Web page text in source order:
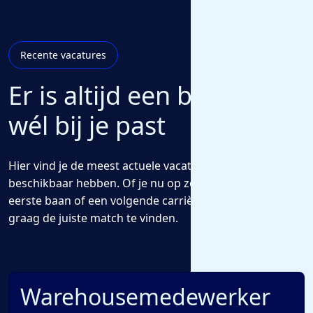
Recente vacatures
Er is altijd een baan die
wél bij je past
Hier vind je de meest actuele vacatures die we voor jou
beschikbaar hebben. Of je nu op zoek bent naar een
eerste baan of een volgende carrièrestap, wij helpen je
graag de juiste match te vinden.
Warehousemedewerker